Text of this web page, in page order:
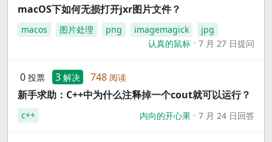
macOS下如何无损打开jxr图片文件？
macos 图片处理 png imagemagick
jpg
认真的鼠标
7 月 27 日提问
0 投票 3 解决 748 阅读
新手求助：C++中为什么注释掉一个cout就可以运行？
c++ 内向的开心果 7 月 24 日回答